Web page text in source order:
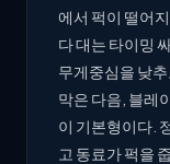
에서 퍽이 떨어
다 대는 타이밍
무게중심을 낮
막은 다음, 블레
이 기본형이다.
고 동료가 퍽을